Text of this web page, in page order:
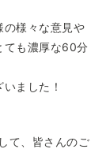
の様々な意見や
ても濃厚な60分
ました！
て、皆さんのご